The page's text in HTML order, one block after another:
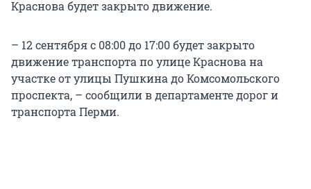
Краснова будет закрыто движение.
– 12 сентября с 08:00 до 17:00 будет закрыто
движение транспорта по улице Краснова на
участке от улицы Пушкина до Комсомольского
проспекта, – сообщили в департаменте дорог и
транспорта Перми.